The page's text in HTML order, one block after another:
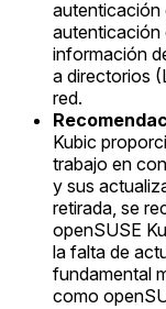
autenticación
autenticación
información
a directorios
red.
Kubic
trabajo en
y sus
retirada, se
openSUSE
la falta de
fundamental
como